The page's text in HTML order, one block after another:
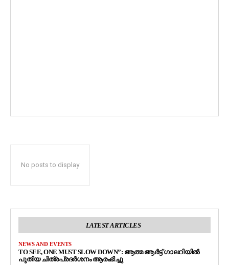
No posts to display
LATEST ARTICLES
NEWS AND EVENTS
TO SEE, ONE MUST SLOW DOWN”: ആത്മ ആർട്ട് ഗാലറിയിൽ
പുതിയ ചിത്രപ്രദർശനം ആരംഭിച്ചു